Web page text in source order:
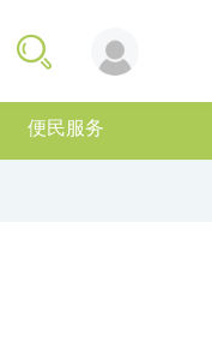
便民服务